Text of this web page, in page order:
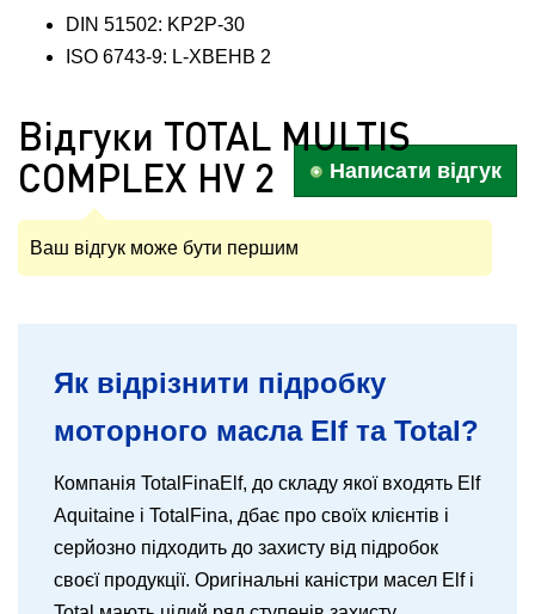
DIN 51502: KP2P-30
ISO 6743-9: L-XBEHB 2
Відгуки TOTAL MULTIS
COMPLEX HV 2
Написати відгук
Ваш відгук може бути першим
Як відрізнити підробку
моторного масла Elf та Total?
Компанія TotalFinaElf, до складу якої входять Elf
Aquitaine і TotalFina, дбає про своїх клієнтів і
серйозно підходить до захисту від підробок
своєї продукції. Оригінальні каністри масел Elf і